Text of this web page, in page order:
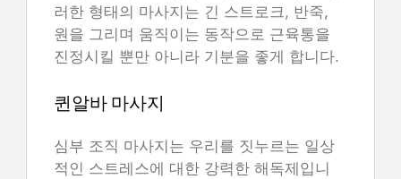
러한 형태의 마사지는 긴 스트로크, 반죽,
원을 그리며 움직이는 동작으로 근육통을
진정시킬 뿐만 아니라 기분을 좋게 합니다.
퀸알바 마사지
심부 조직 마사지는 우리를 짓누르는 일상
적인 스트레스에 대한 강력한 해독제입니